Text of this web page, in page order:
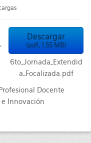
Descargar
(pdf, 1.55 MB)
6to_Jornada_Extendid
a_Focalizada.pdf
Docente
Innovación